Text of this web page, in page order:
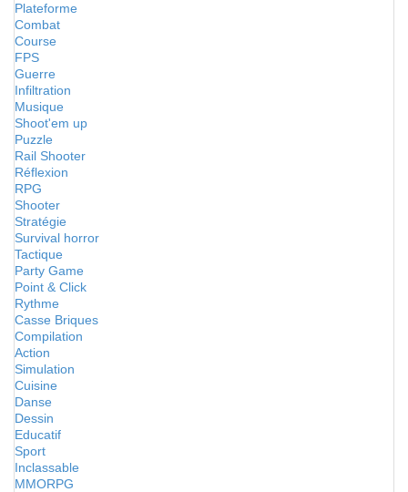
Plateforme
Combat
Course
FPS
Guerre
Infiltration
Musique
Shoot'em up
Puzzle
Rail Shooter
Réflexion
RPG
Shooter
Stratégie
Survival horror
Tactique
Party Game
Point & Click
Rythme
Casse Briques
Compilation
Action
Simulation
Cuisine
Danse
Dessin
Educatif
Sport
Inclassable
MMORPG